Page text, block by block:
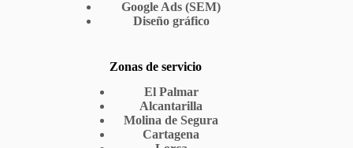
Google Ads (SEM)
Diseño gráfico
Zonas de servicio
El Palmar
Alcantarilla
Molina de Segura
Cartagena